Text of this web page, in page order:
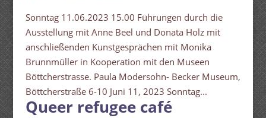
Sonntag 11.06.2023 15.00 Führungen durch die
Ausstellung mit Anne Beel und Donata Holz mit
anschließenden Kunstgesprächen mit Monika
Brunnmüller in Kooperation mit den Museen
Böttcherstrasse. Paula Modersohn- Becker Museum,
Böttcherstraße 6-10 Juni 11, 2023 Sonntag...
Queer refugee café